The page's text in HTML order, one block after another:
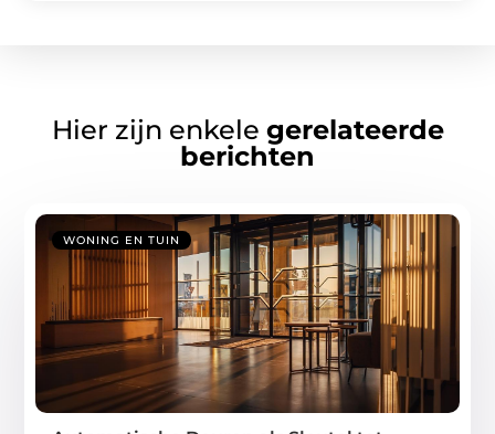
Hier zijn enkele gerelateerde
berichten
WONING EN TUIN